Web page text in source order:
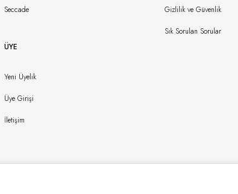
Seccade
Gizlilik ve Güvenlik
Sık Sorulan Sorular
ÜYE
Yeni Üyelik
Üye Girişi
İletişim